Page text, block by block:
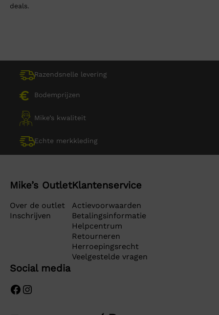
deals.
Razendsnelle levering
Bodemprijzen
Mike’s kwaliteit
Echte merkkleding
Mike’s Outlet
Over de outlet
Inschrijven
Klantenservice
Actievoorwaarden
Betalingsinformatie
Helpcentrum
Retourneren
Herroepingsrecht
Veelgestelde vragen
Social media
Facebook